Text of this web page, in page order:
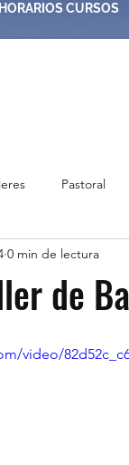
HORARIOS CURSOS
Pastoral
de
0 min de lectura
video/